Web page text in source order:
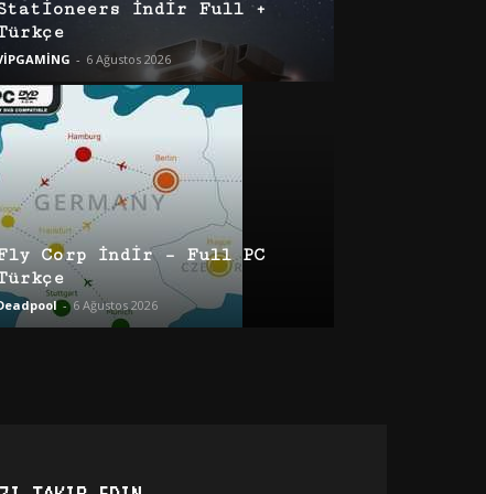
İndir Full +
- 6 Ağustos 2026
Corp İndir – Full PC
- 6 Ağustos 2026